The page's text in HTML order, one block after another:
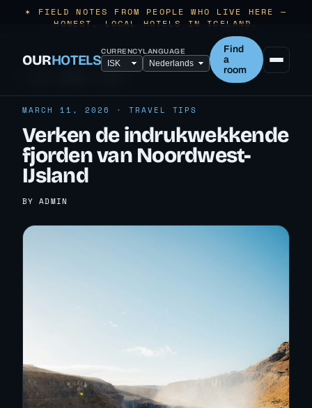
✶ FIELD NOTES FROM PEOPLE WHO LIVE HERE —
HONEST, LOCAL HOTELS IN ICELAND.
OURHOTELSCURRENCYLANGUAGE
Find
a
room
MARCH 11, 2026 · TRAVEL TIPS
Verken de indrukwekkende
fjorden van Noordwest-
IJsland
BY ADMIN